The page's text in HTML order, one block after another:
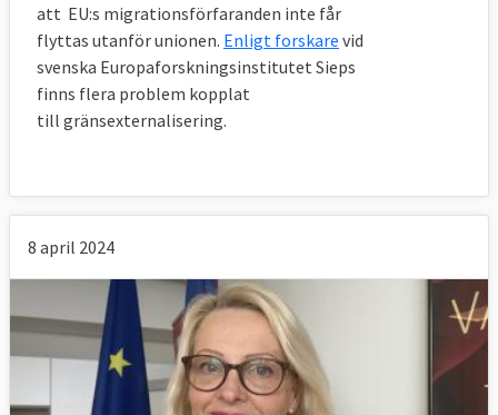
att EU:s migrationsförfaranden inte får
flyttas utanför unionen. Enligt forskare vid
svenska Europaforskningsinstitutet Sieps
finns flera problem kopplat
till gränsexternalisering.
8 april 2024